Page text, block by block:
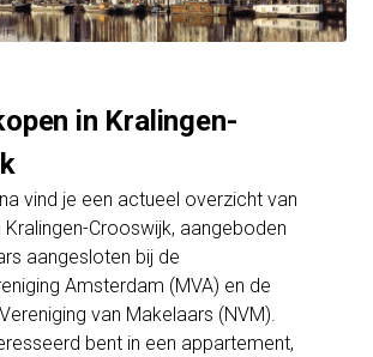
in Kralingen-
vind je een actueel overzicht van
Kralingen-Crooswijk, aangeboden
aangesloten bij de
Amsterdam (MVA) en de
van Makelaars (NVM).
bent in een appartement,